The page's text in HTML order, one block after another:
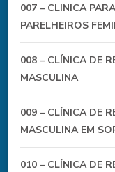
007 – CLINICA
PARELHEIROS
008 – CLÍNICA DE
MASCULINA
009 – CLÍNICA DE
MASCULINA EM
010 – CLÍNICA DE